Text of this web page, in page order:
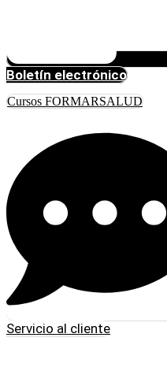
Boletín electrónico
Cursos FORMARSALUD
Servicio al cliente